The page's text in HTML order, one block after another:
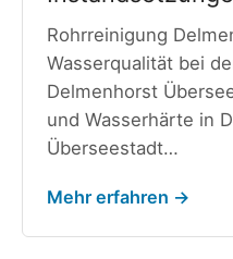
Rohrreinigung
Wasserqualität bei
Delmenhorst
und Wasserhärte in
Überseestadt…
Mehr erfahren →